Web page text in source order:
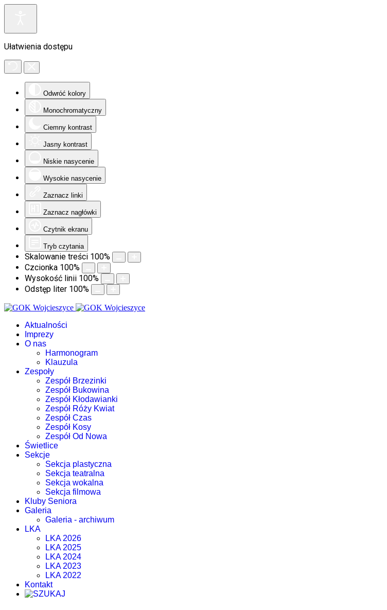
Ułatwienia dostępu
Odwróć kolory
Monochromatyczny
Ciemny kontrast
Jasny kontrast
Niskie nasycenie
Wysokie nasycenie
Zaznacz linki
Zaznacz nagłówki
Czytnik ekranu
Tryb czytania
Skalowanie treści 100%
Czcionka 100%
Wysokość linii 100%
Odstęp liter 100%
Aktualności
Imprezy
O nas
Harmonogram
Klauzula
Zespoły
Zespół Brzezinki
Zespół Bukowina
Zespół Kłodawianki
Zespół Róży Kwiat
Zespół Czas
Zespół Kosy
Zespół Od Nowa
Świetlice
Sekcje
Sekcja plastyczna
Sekcja teatralna
Sekcja wokalna
Sekcja filmowa
Kluby Seniora
Galeria
Galeria - archiwum
LKA
LKA 2026
LKA 2025
LKA 2024
LKA 2023
LKA 2022
Kontakt